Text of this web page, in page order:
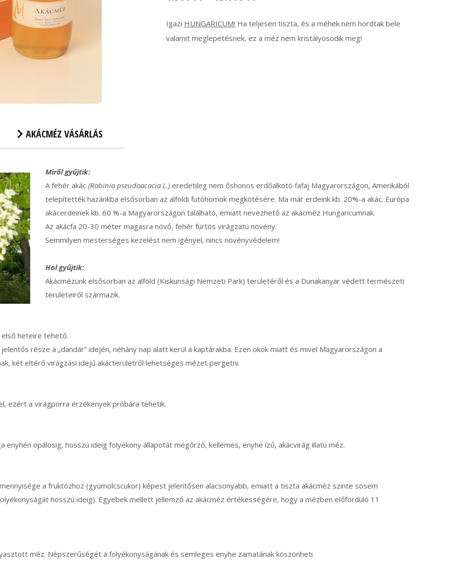
Igazi HUNGARICUM! Ha teljesen tiszta, és a méhek nem hordtak bele
valamit meglepetésnek, ez a méz nem kristályosodik meg!
AKÁCMÉZ VÁSÁRLÁS
Miről gyűjtik:
A fehér akác (Robinia pseudoacacia L.) eredetileg nem őshonos erdőalkotó fafaj Magyarországon, Amerikából
telepítették hazánkba elsősorban az alföldi futóhomok megkötésére. Ma már erdeink kb. 20%-a akác. Európa
akácerdeinek kb. 60 %-a Magyarországon található, emiatt nevezhető az akácméz Hungaricumnak.
Az akácfa 20-30 méter magasra növő, fehér fürtös virágzatú növény.
Semmilyen mesterséges kezelést nem igényel, nincs növényvédelem!
Hol gyűjtik:
Akácmézünk elsősorban az alföld (Kiskunsági Nemzeti Park) területéről és a Dunakanyar védett természeti
területeiről származik.
első heteire tehető.
része a „dandár” idején, néhány nap alatt kerül a kaptárakba. Ezen okok miatt és mivel Magyarországon a
két eltérő virágzási idejű akácterületről lehetséges mézet pergetni.
ezért a virágporra érzékenyek próbára tehetik.
opálosig, hosszú ideig folyékony állapotát megőrző, kellemes, enyhe ízű, akácvirág illatú méz.
a fruktózhoz (gyümölcscukor) képest jelentősen alacsonyabb, emiatt a tiszta akácméz szinte sosem
hosszú ideig). Egyebek mellett jellemző az akácméz értékességére, hogy a mézben előforduló 11
méz. Népszerűségét a folyékonyságának és semleges enyhe zamatának köszönheti.